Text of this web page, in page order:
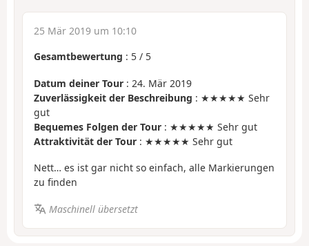
25 Mär 2019 um 10:10
Gesamtbewertung : 5 / 5
Datum deiner Tour : 24. Mär 2019
Zuverlässigkeit der Beschreibung : ★★★★★ Sehr
gut
Bequemes Folgen der Tour : ★★★★★ Sehr gut
Attraktivität der Tour : ★★★★★ Sehr gut
Nett… es ist gar nicht so einfach, alle Markierungen
zu finden
Maschinell übersetzt